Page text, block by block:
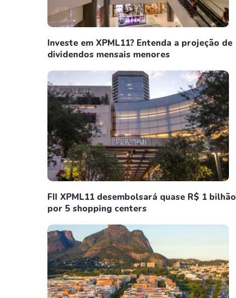
Investe em XPML11? Entenda a projeção de
dividendos mensais menores
FII XPML11 desembolsará quase R$ 1 bilhão
por 5 shopping centers